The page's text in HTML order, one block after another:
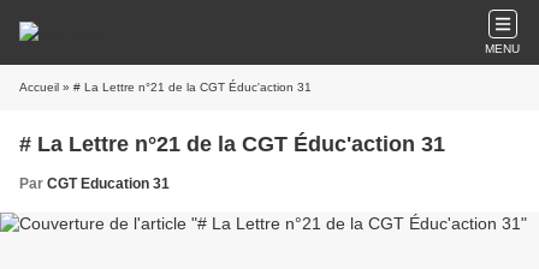
MENU
Accueil » # La Lettre n°21 de la CGT Éduc'action 31
# La Lettre n°21 de la CGT Éduc'action 31
Par CGT Education 31